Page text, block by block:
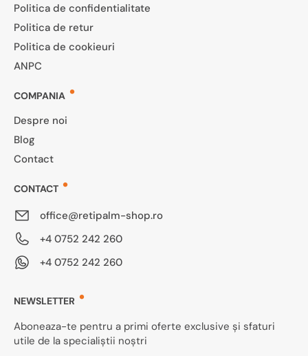
Politica de confidentialitate
Politica de retur
Politica de cookieuri
ANPC
COMPANIA
Despre noi
Blog
Contact
CONTACT
office@retipalm-shop.ro
+4 0752 242 260
+4 0752 242 260
NEWSLETTER
Aboneaza-te pentru a primi oferte exclusive și sfaturi
utile de la specialiștii noștri